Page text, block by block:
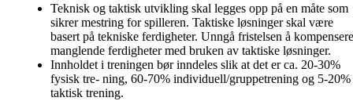
Teknisk og taktisk utvikling skal legges opp på en måte som
sikrer mestring for spilleren. Taktiske løsninger skal være
basert på tekniske ferdigheter. Unngå fristelsen å kompensere
manglende ferdigheter med bruken av taktiske løsninger.
Innholdet i treningen bør inndeles slik at det er ca. 20-30%
fysisk tre- ning, 60-70% individuell/gruppetrening og 5-20%
taktisk trening.